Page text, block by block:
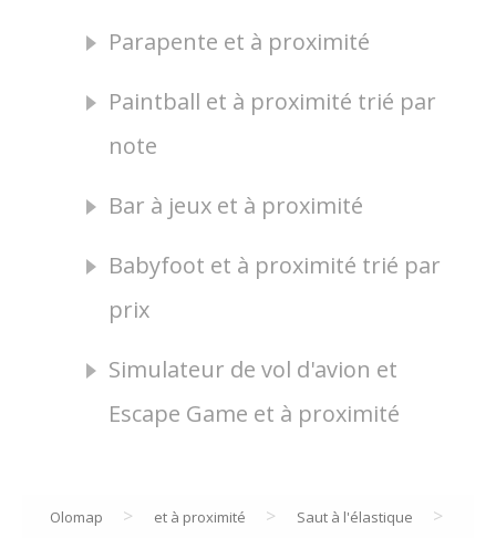
Parapente et à proximité
Paintball et à proximité trié par
note
Bar à jeux et à proximité
Babyfoot et à proximité trié par
prix
Simulateur de vol d'avion et
Escape Game et à proximité
Olomap > et à proximité > Saut à l'élastique >